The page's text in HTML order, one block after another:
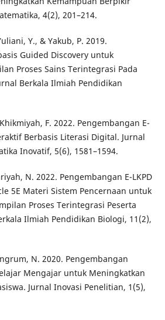
4(2), 201–214.
Y., & Yakub, P. 2019.
Guided Discovery untuk
Proses Sains Terintegrasi Pada
Berkala Ilmiah Pendidikan
F. 2022. Pengembangan E-
Berbasis Literasi Digital. Jurnal
Inovatif, 5(6), 1581–1594.
N. 2022. Pengembangan E-LKPD
5E Materi Sistem Pencernaan untuk
Proses Terintegrasi Peserta
Ilmiah Pendidikan Biologi, 11(2),
N. 2020. Pengembangan
Mengajar untuk Meningkatkan
Jurnal Inovasi Penelitian, 1(5),